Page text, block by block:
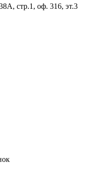
стр.1, оф. 316, эт.3